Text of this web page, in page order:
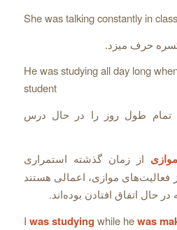
She was talking constantly in
حرف میزد.
He was studying all day long
student
تمام طول روز را در حال درس
از زمان گذشته استمراری
موازی، اعمالی هستند
حال اتفاق افتادن بوده‌اند.
I was studying while hewas